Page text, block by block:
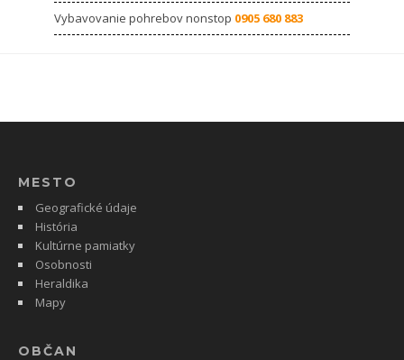
Vybavovanie pohrebov nonstop 0905 680 883
MESTO
Geografické údaje
História
Kultúrne pamiatky
Osobnosti
Heraldika
Mapy
OBČAN